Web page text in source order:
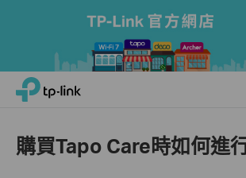
Click
navigation
TP-Link, Reliably Smart
購買Tapo Care時如何進